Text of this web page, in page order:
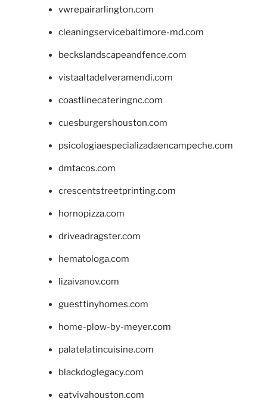
vwrepairarlington.com
cleaningservicebaltimore-md.com
beckslandscapeandfence.com
vistaaltadelveramendi.com
coastlinecateringnc.com
cuesburgershouston.com
psicologiaespecializadaencampeche.com
dmtacos.com
crescentstreetprinting.com
hornopizza.com
driveadragster.com
hematologa.com
lizaivanov.com
guesttinyhomes.com
home-plow-by-meyer.com
palatelatincuisine.com
blackdoglegacy.com
eatvivahouston.com